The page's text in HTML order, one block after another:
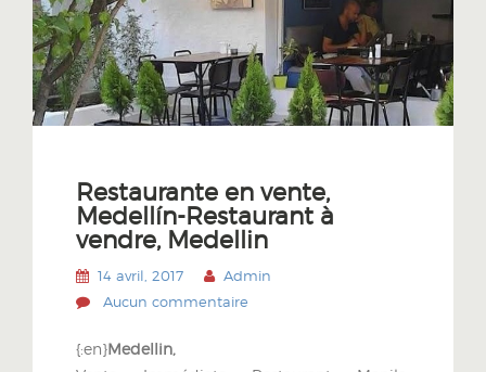
Restaurante en vente,
Medellín-Restaurant à
vendre, Medellin
14 avril, 2017
Admin
Aucun commentaire
{:en}Medellin,